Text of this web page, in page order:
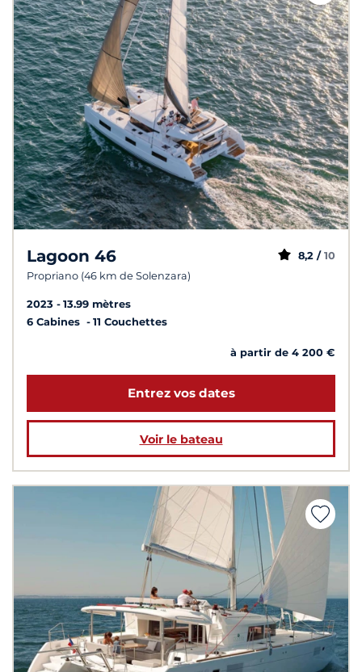
Lagoon 46
Propriano (46 km de Solenzara)
8,2 / 10
2023
13.99 mètres
6 Cabines
11 Couchettes
à partir de 4 200 €
Entrez vos dates
Voir le bateau